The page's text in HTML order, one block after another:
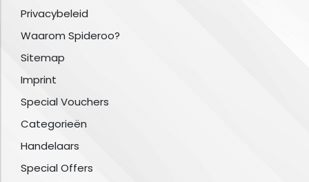
Privacybeleid
Waarom Spideroo?
Sitemap
Imprint
Special Vouchers
Categorieën
Handelaars
Special Offers